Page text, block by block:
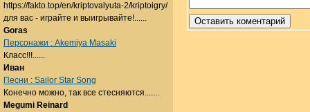
https://fakto.top/en/kriptovalyuta-2/kriptoigry/
для вас - играйте и выигрывайте!......
Goras
Персонажи : Akemiya Masaki
Класс!!!......
Иван
Песни : Sailor Star Song
Конечно можно, так все стесняются.......
Megumi Reinard